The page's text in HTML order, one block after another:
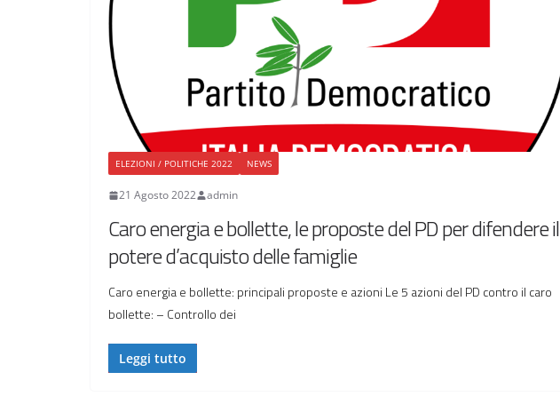
ELEZIONI / POLITICHE 2022 NEWS
21 Agosto 2022 admin
Caro energia e bollette, le proposte del PD per difendere il
potere d’acquisto delle famiglie
Caro energia e bollette: principali proposte e azioni Le 5 azioni del PD contro il caro
bollette: – Controllo dei
Leggi tutto